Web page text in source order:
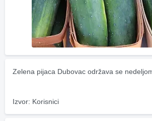
Zelena pijaca Dubovac održava se
Izvor: Korisnici